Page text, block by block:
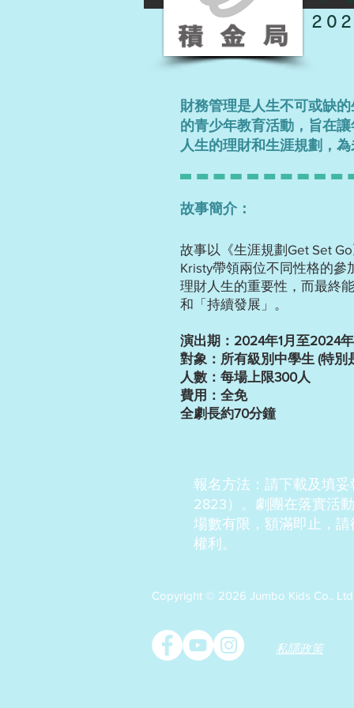
財務管理是人生不可或缺
的青少年教育活動，旨在
人生的理財和生涯規劃，
故事簡介：
故事以《生涯規劃Get Set
Kristy帶領兩位不同性格的參
理財人生的重要性，而最終
和「持續發展」。
演出期：2024年1月至2024
對象：所有級別中學生 (特別
人數：每場上限300人
費用：全免
全劇長約70分鐘
報名方法：請下載及填
2823）。劇團在落實活
場數有限，額滿即止，
權利。
Copyright © 2026 Jumbo Kids Co..
私隱政策